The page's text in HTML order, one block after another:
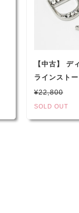
【中古】 デ
ラインスト
ディース
¥22,800
SOLD OUT